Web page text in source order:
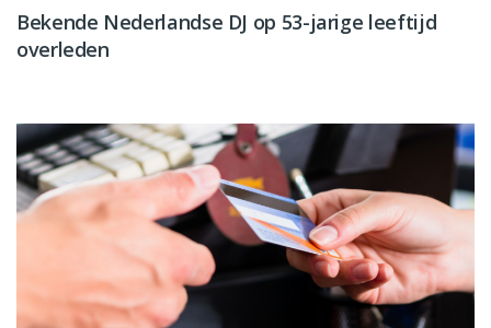
Bekende Nederlandse DJ op 53-jarige leeftijd
overleden